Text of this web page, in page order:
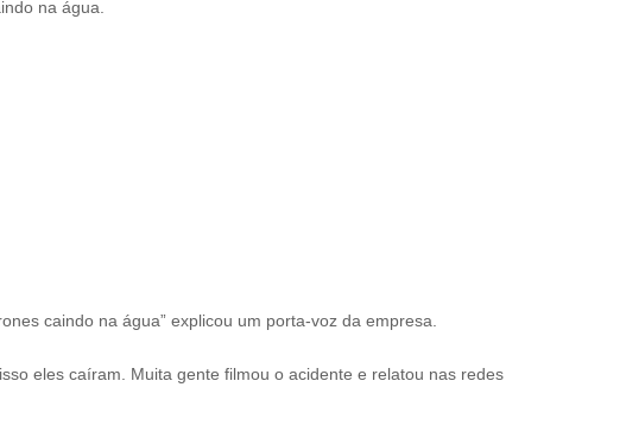
na água.
caindo na água” explicou um porta-voz da empresa.
eles caíram. Muita gente filmou o acidente e relatou nas redes